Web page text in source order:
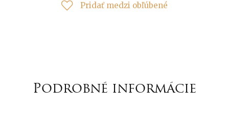
Pridať medzi obľúbené
Podrobné informácie